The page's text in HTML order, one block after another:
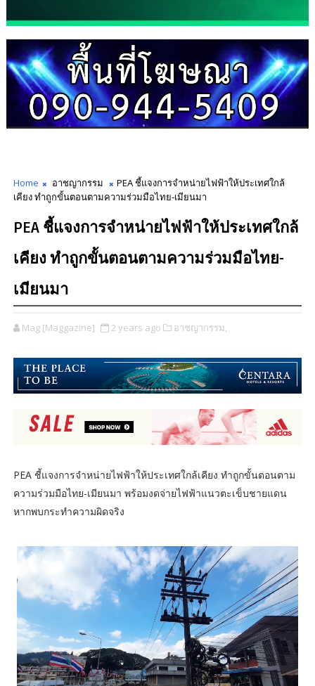
Home อาชญากรรม
PEA ชี้แจงการจำหน่ายไฟฟ้าให้ประเทศใกล้
เคียง ทำถูกขั้นตอนตามความร่วมมือไทย-เมียนมา
PEA ชี้แจงการจำหน่ายไฟฟ้าให้ประเทศใกล้
เคียง ทำถูกขั้นตอนตามความร่วมมือไทย-
เมียนมา
Mag [Maggazine] 2 years ago อาชญากรรม,
PEA ชี้แจงการจำหน่ายไฟฟ้าให้ประเทศใกล้เคียง ทำถูกขั้นตอนตาม
ความร่วมมือไทย-เมียนมา พร้อมงดจ่ายไฟฟ้าแนวตะเข็บชายแดน
หากพบกระทำความผิดจริง